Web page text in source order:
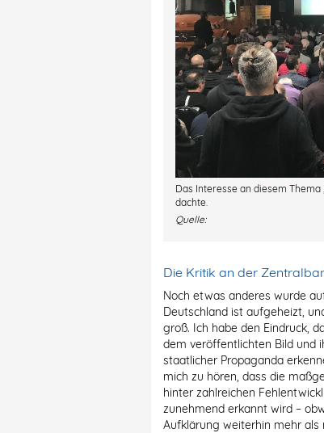
Das Interesse an diesem
dachte.
Quelle:
Die Kritik an der
Noch etwas anderes wurde
Deutschland ist aufgeheizt,
groß. Ich habe den Eindruck,
dem veröffentlichten Bild und
staatlicher Propaganda
mich zu hören, dass die
hinter zahlreichen
zunehmend erkannt wird –
Aufklärung weiterhin mehr als